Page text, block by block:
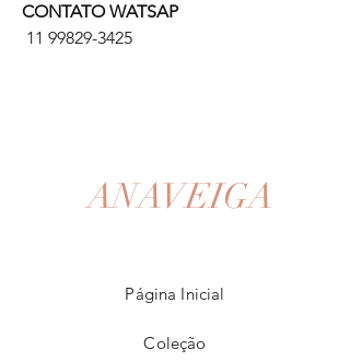
CONTATO WATSAP
11 99829-3425
ANAVEIGA
Página Inicial
Coleção